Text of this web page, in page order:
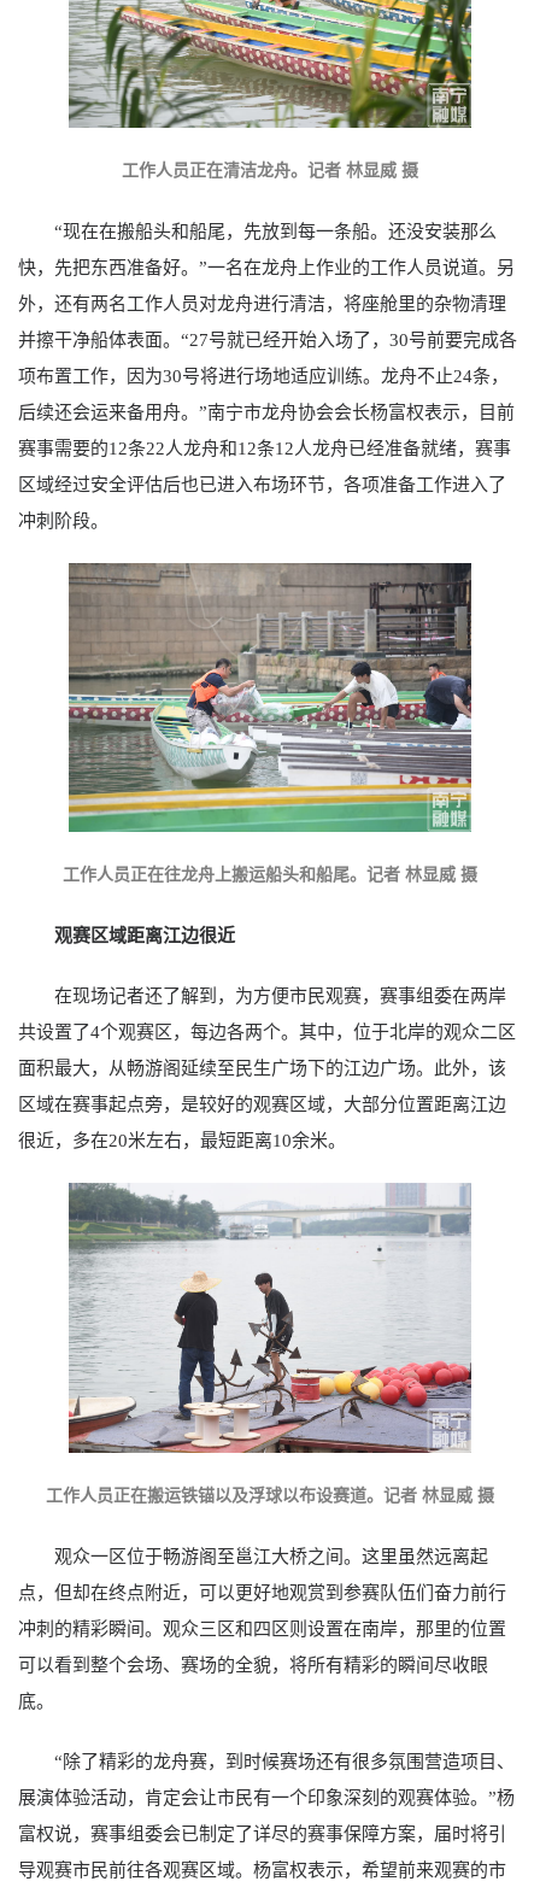
工作人员正在清洁龙舟。记者 林显威 摄
“现在在搬船头和船尾，先放到每一条船。还没安装那么
快，先把东西准备好。”一名在龙舟上作业的工作人员说道。另
外，还有两名工作人员对龙舟进行清洁，将座舱里的杂物清理
并擦干净船体表面。“27号就已经开始入场了，30号前要完成各
项布置工作，因为30号将进行场地适应训练。龙舟不止24条，
后续还会运来备用舟。”南宁市龙舟协会会长杨富权表示，目前
赛事需要的12条22人龙舟和12条12人龙舟已经准备就绪，赛事
区域经过安全评估后也已进入布场环节，各项准备工作进入了
冲刺阶段。
工作人员正在往龙舟上搬运船头和船尾。记者 林显威 摄
观赛区域距离江边很近
在现场记者还了解到，为方便市民观赛，赛事组委在两岸
共设置了4个观赛区，每边各两个。其中，位于北岸的观众二区
面积最大，从畅游阁延续至民生广场下的江边广场。此外，该
区域在赛事起点旁，是较好的观赛区域，大部分位置距离江边
很近，多在20米左右，最短距离10余米。
工作人员正在搬运铁锚以及浮球以布设赛道。记者 林显威 摄
观众一区位于畅游阁至邕江大桥之间。这里虽然远离起
点，但却在终点附近，可以更好地观赏到参赛队伍们奋力前行
冲刺的精彩瞬间。观众三区和四区则设置在南岸，那里的位置
可以看到整个会场、赛场的全貌，将所有精彩的瞬间尽收眼
底。
“除了精彩的龙舟赛，到时候赛场还有很多氛围营造项目、
展演体验活动，肯定会让市民有一个印象深刻的观赛体验。”杨
富权说，赛事组委会已制定了详尽的赛事保障方案，届时将引
导观赛市民前往各观赛区域。杨富权表示，希望前来观赛的市